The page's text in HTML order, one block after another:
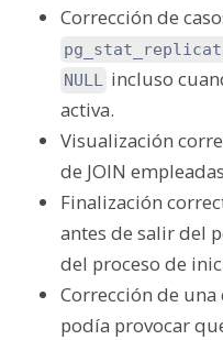
Corrección de
NULL incluso
activa.
Visualización
de JOIN
Finalización
antes de salir del
del proceso de
Corrección de
podía provocar